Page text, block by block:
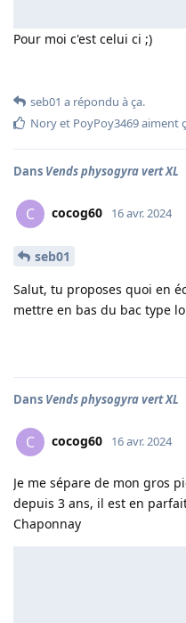
Pour moi c'est celui ci ;)
seb01 a répondu à ça.
Noryet PoyPoy3469aiment
Dans Vends physogyra vert XL
C cocog60 16 avr. 2024
seb01
Salut, tu proposes quoi en
mettre en bas du bac type
Dans Vends physogyra vert XL
C cocog60 16 avr. 2024
Je me sépare de mon gros
depuis 3 ans, il est en
Chaponnay